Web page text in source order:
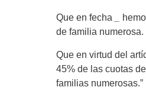
Que en fecha
de familia numerosa.
Que en virtud del
45% de las cuotas
familias numerosas.”